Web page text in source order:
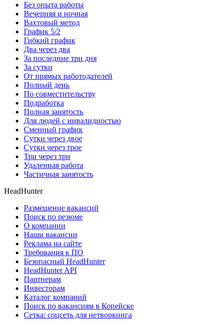
Без опыта работы
Вечерняя и ночная
Вахтовый метод
График 5/2
Гибкий график
Два через два
За последние три дня
За сутки
От прямых работодателей
Полный день
По совместительству
Подработка
Полная занятость
Для людей с инвалидностью
Сменный график
Сутки через двое
Сутки через трое
Три через три
Удаленная работа
Частичная занятость
HeadHunter
Размещение вакансий
Поиск по резюме
О компании
Наши вакансии
Реклама на сайте
Требования к ПО
Безопасный HeadHunter
HeadHunter API
Партнерам
Инвесторам
Каталог компаний
Поиск по вакансиям в Копейске
Сетка: соцсеть для нетворкинга